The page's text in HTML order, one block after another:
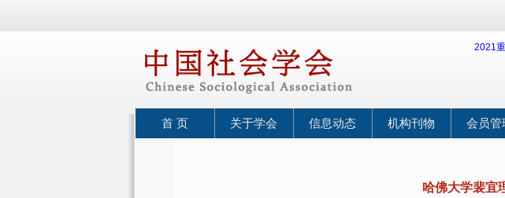
2021
首 页 关于学会 信息动态 机构刊物 会员管
哈佛大学裴宜